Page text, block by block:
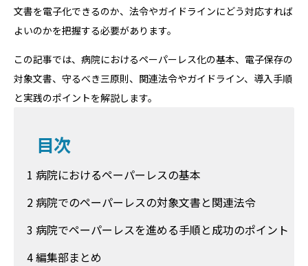
文書を電子化できるのか、法令やガイドラインにどう対応すれば
よいのかを把握する必要があります。
この記事では、病院におけるペーパーレス化の基本、電子保存の
対象文書、守るべき三原則、関連法令やガイドライン、導入手順
と実践のポイントを解説します。
目次
1 病院におけるペーパーレスの基本
2 病院でのペーパーレスの対象文書と関連法令
3 病院でペーパーレスを進める手順と成功のポイント
4 編集部まとめ